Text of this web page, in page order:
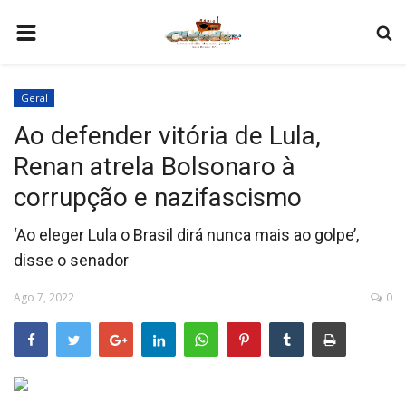
COMO SER PARCEIRO
PROGRAMAÇÃO
QUEM SOMOS
CONTATO
Geral
Ao defender vitória de Lula,
Renan atrela Bolsonaro à
corrupção e nazifascismo
‘Ao eleger Lula o Brasil dirá nunca mais ao golpe’,
disse o senador
Ago 7, 2022 0